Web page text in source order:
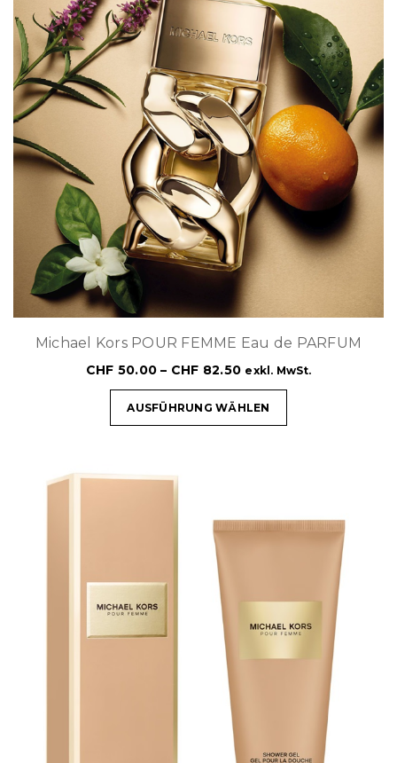
Michael Kors POUR FEMME Eau de PARFUM
CHF 50.00 – CHF 82.50 exkl. MwSt.
AUSFÜHRUNG WÄHLEN